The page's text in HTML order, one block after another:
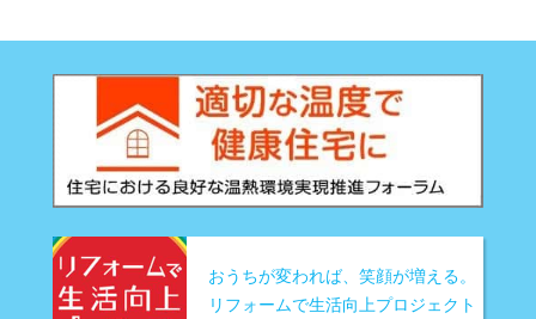
おうちが変われば、笑顔が増える。
リフォームで生活向上プロジェクト